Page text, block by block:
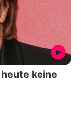
keine